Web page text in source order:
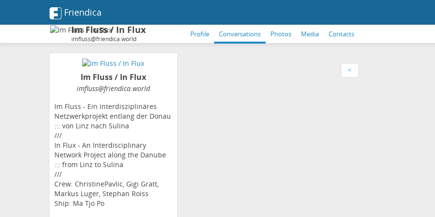
Friendica
Im Fluss / In Flux
imfluss@friendica.world
Profile Conversations Photos Media Contacts
Im Fluss / In Flux
imfluss@friendica.world
Im Fluss - Ein interdisziplinäres
Netzwerkprojekt entlang der Donau
::: von Linz nach Sulina
///
In Flux - An Interdisciplinary
Network Project along the Danube
::: from Linz to Sulina
///
Crew: ChristinePavlic, Gigi Gratt,
Markus Luger, Stephan Roiss
Ship: Ma Tjo Po
<